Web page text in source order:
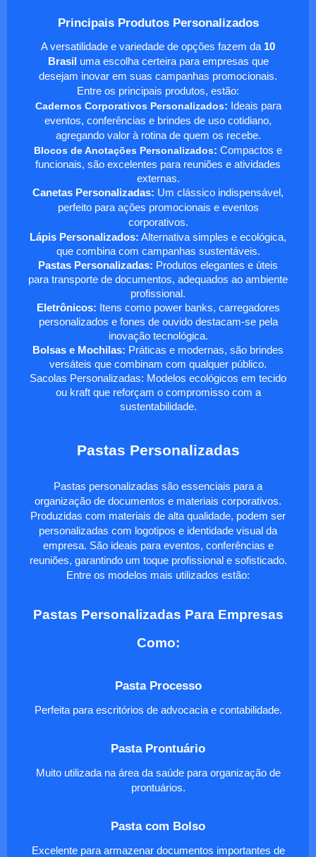
Principais Produtos Personalizados
A versatilidade e variedade de opções fazem da 10
Brasil uma escolha certeira para empresas que
desejam inovar em suas campanhas promocionais.
Entre os principais produtos, estão:
Cadernos Corporativos Personalizados: Ideais para
eventos, conferências e brindes de uso cotidiano,
agregando valor à rotina de quem os recebe.
Blocos de Anotações Personalizados: Compactos e
funcionais, são excelentes para reuniões e atividades
externas.
Canetas Personalizadas: Um clássico indispensável,
perfeito para ações promocionais e eventos
corporativos.
Lápis Personalizados: Alternativa simples e ecológica,
que combina com campanhas sustentáveis.
Pastas Personalizadas: Produtos elegantes e úteis
para transporte de documentos, adequados ao ambiente
profissional.
Eletrônicos: Itens como power banks, carregadores
personalizados e fones de ouvido destacam-se pela
inovação tecnológica.
Bolsas e Mochilas: Práticas e modernas, são brindes
versáteis que combinam com qualquer público.
Sacolas Personalizadas: Modelos ecológicos em tecido
ou kraft que reforçam o compromisso com a
sustentabilidade.
Pastas Personalizadas
Pastas personalizadas são essenciais para a
organização de documentos e materiais corporativos.
Produzidas com materiais de alta qualidade, podem ser
personalizadas com logotipos e identidade visual da
empresa. São ideais para eventos, conferências e
reuniões, garantindo um toque profissional e sofisticado.
Entre os modelos mais utilizados estão:
Pastas Personalizadas Para Empresas
Como:
Pasta Processo
Perfeita para escritórios de advocacia e contabilidade.
Pasta Prontuário
Muito utilizada na área da saúde para organização de
prontuários.
Pasta com Bolso
Excelente para armazenar documentos importantes de